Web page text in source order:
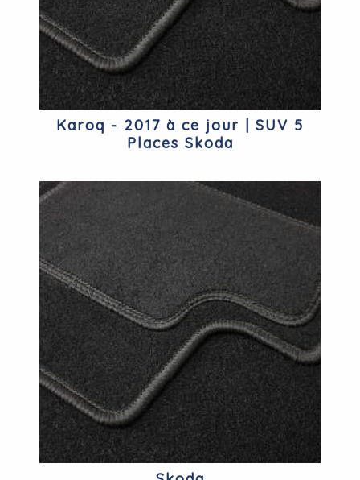
Karoq - 2017 à ce jour | SUV 5
Places Skoda